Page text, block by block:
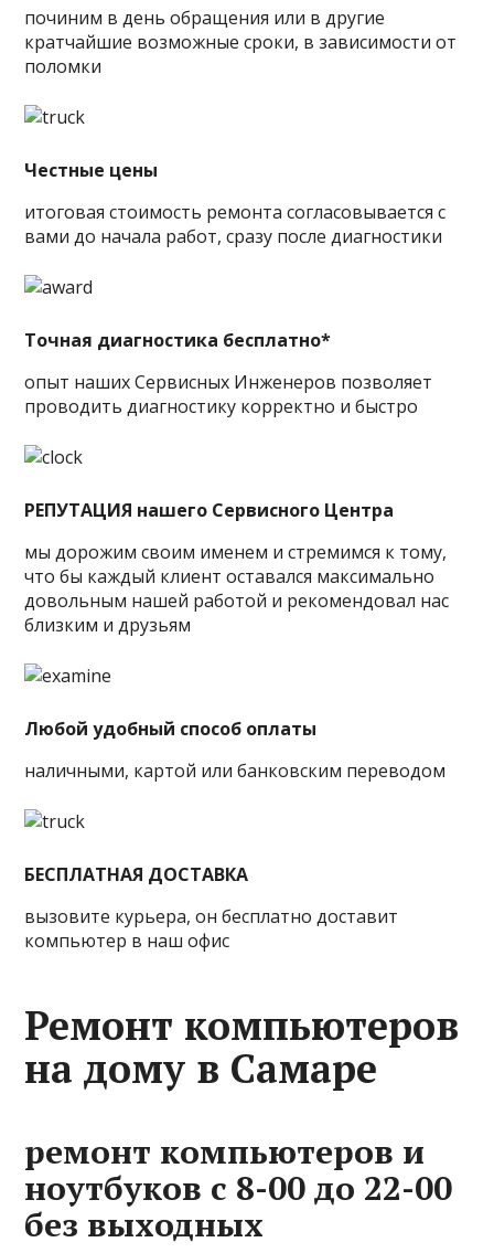
починим в день обращения или в другие
кратчайшие возможные сроки, в зависимости от
поломки
Честные цены
итоговая стоимость ремонта согласовывается с
вами до начала работ, сразу после диагностики
Точная диагностика бесплатно*
опыт наших Сервисных Инженеров позволяет
проводить диагностику корректно и быстро
РЕПУТАЦИЯ нашего Сервисного Центра
мы дорожим своим именем и стремимся к тому,
что бы каждый клиент оставался максимально
довольным нашей работой и рекомендовал нас
близким и друзьям
Любой удобный способ оплаты
наличными, картой или банковским переводом
БЕСПЛАТНАЯ ДОСТАВКА
вызовите курьера, он бесплатно доставит
компьютер в наш офис
Ремонт компьютеров
на дому в Самаре
ремонт компьютеров и
ноутбуков с 8-00 до 22-00
без выходных